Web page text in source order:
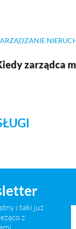
zarządca
i taki już
z